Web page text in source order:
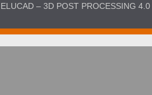
ELUCAD – 3D POST PROCESSING 4.0